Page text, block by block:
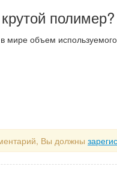
полимер?
мире объем
Вы должны